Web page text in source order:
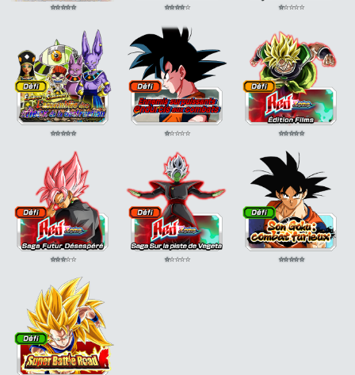
⭐⭐⭐⭐⭐ ⭐⭐⭐⭐⭐ ⭐⭐⭐⭐⭐
⭐⭐⭐⭐⭐ ⭐⭐⭐⭐⭐ ⭐⭐⭐⭐⭐
⭐⭐⭐⭐⭐ ⭐⭐⭐⭐⭐ ⭐⭐⭐⭐⭐